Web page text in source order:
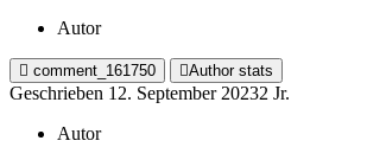
Autor
comment_161750 Author stats
Geschrieben 12. September 20232 Jr.
Autor